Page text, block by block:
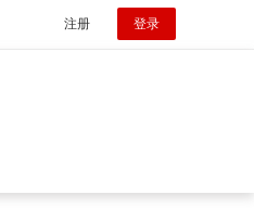
注册 登录